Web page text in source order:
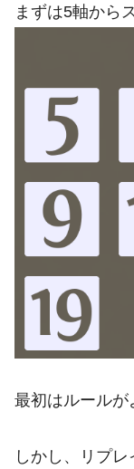
まずは5軸から
最初はルールが
しかし、リプ